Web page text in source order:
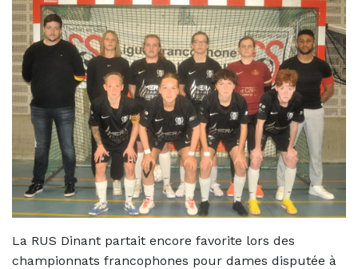
La RUS Dinant partait encore favorite lors des
championnats francophones pour dames disputée à